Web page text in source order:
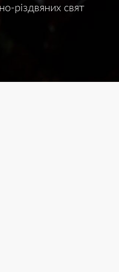
різдвяних свят